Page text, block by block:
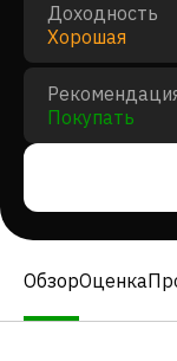
Доходность
Хорошая
Покупать
ОбзорОценка